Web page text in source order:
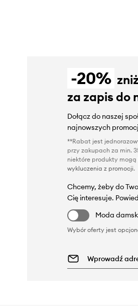
-20%
za zapis do
Dołącz do naszej
najnowszych
**Rabat jest
przy zakupach za min.
niektóre produkty mogą
wykluczenia z promocji.
Chcemy, żeby do
Cię interesuje.
Moda
Wybór oferty jest